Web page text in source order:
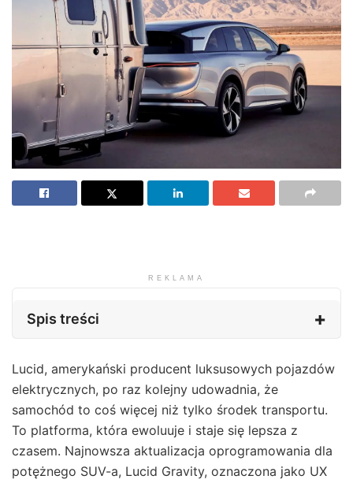
REKLAMA
Spis treści
Lucid, amerykański producent luksusowych pojazdów
elektrycznych, po raz kolejny udowadnia, że
samochód to coś więcej niż tylko środek transportu.
To platforma, która ewoluuje i staje się lepsza z
czasem. Najnowsza aktualizacja oprogramowania dla
potężnego SUV-a, Lucid Gravity, oznaczona jako UX